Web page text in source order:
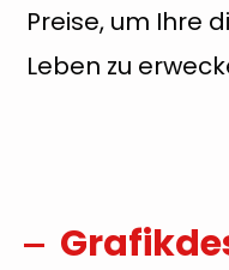
Preise, um Ihre
Leben zu